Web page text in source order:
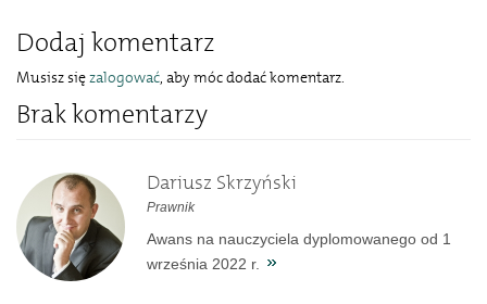
Dodaj komentarz
Musisz sięzalogować, aby móc dodać komentarz.
Brak komentarzy
Dariusz Skrzyński
Prawnik
Awans na nauczyciela dyplomowanego od 1
września 2022 r.